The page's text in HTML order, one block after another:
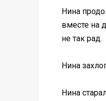
Нина
вместе на
не так рад.
Нина
Нина